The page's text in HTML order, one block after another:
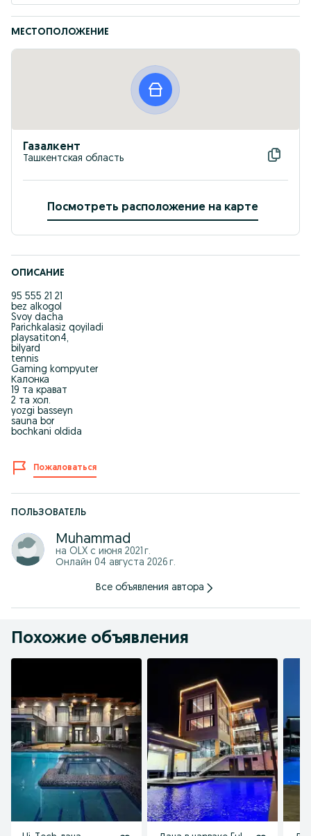
МЕСТОПОЛОЖЕНИЕ
Газалкент
Ташкентская область
Посмотреть расположение на карте
ОПИСАНИЕ
95 555 21 21
bez alkogol
Svoy dacha
Parichkalasiz qoyiladi
playsatiton4,
bilyard
tennis
Gaming kompyuter
Калонка
19 та крават
2 та хол.
yozgi basseyn
sauna bor
bochkani oldida
Пожаловаться
ПОЛЬЗОВАТЕЛЬ
Muhammad
на OLX с июня 2021 г.
Онлайн 04 августа 2026 г.
Все объявления автора
Похожие объявления